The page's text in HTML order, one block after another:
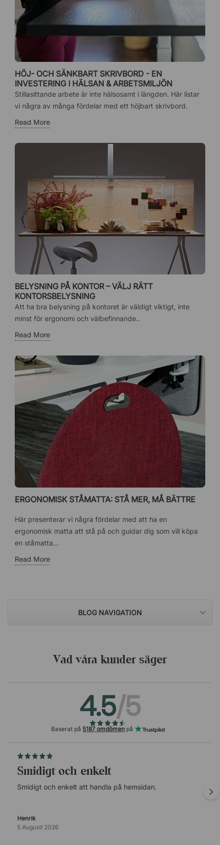
HÖJ- OCH SÄNKBART SKRIVBORD - EN
INVESTERING I HÄLSAN & ARBETSMILJÖN
Stillasittande arbete är inte hälsosamt i längden. Här listar
vi några av många fördelar med ett höjbart skrivbord.
Read More
BELYSNING PÅ KONTOR – VÄLJ RÄTT
KONTORSBELYSNING
Att ha bra belysning på kontoret är väldigt viktigt, inte
minst för ergonomi och välbefinnande..
Read More
ERGONOMISK STÅMATTA: STÅ MER, MÅ BÄTTRE
Här presenterar vi några fördelar med att ha en
ergonomisk matta att stå på och guidar dig som vill köpa
en ståmatta...
Read More
BLOG NAVIGATION
Vad våra kunder säger
4.5/5
Baserat på 5187 omdömen på
Smidigt och enkelt
Smidigt och enkelt att handla på hemsidan.
Henrik
5 Augusti 2026